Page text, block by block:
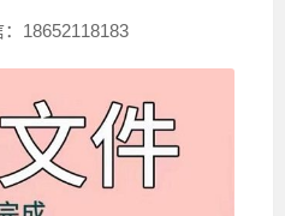
18652118183